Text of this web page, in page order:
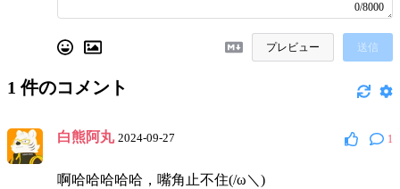
0/8000
プレビュー 送信
1 件のコメント
白熊阿丸 2024-09-27 1
啊哈哈哈哈哈，嘴角止不住(/ω＼)